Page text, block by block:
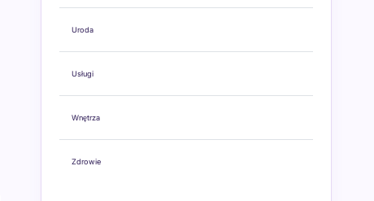
Uroda
Usługi
Wnętrza
Zdrowie